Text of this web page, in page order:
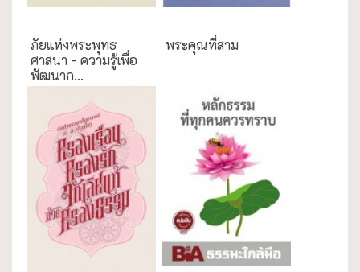
ภัยแห่งพระพุทธ
ศาสนา - ความรู้เพื่อ
พัฒนาก...
พระคุณที่สาม